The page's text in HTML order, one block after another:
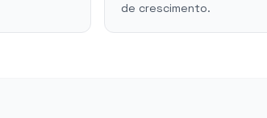
de crescimento.